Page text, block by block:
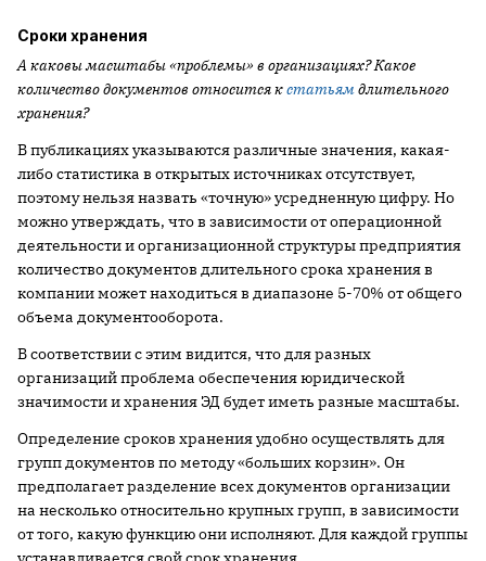
Сроки хранения
А каковы масштабы «проблемы» в организациях? Какое
количество документов относится кстатьямдлительного
хранения?
В публикациях указываются различные значения, какая-
либо статистика в открытых источниках отсутствует,
поэтому нельзя назвать «точную» усредненную цифру. Но
можно утверждать, что в зависимости от операционной
деятельности и организационной структуры предприятия
количество документов длительного срока хранения в
компании может находиться в диапазоне 5-70% от общего
объема документооборота.
В соответствии с этим видится, что для разных
организаций проблема обеспечения юридической
значимости и хранения ЭД будет иметь разные масштабы.
Определение сроков хранения удобно осуществлять для
групп документов по методу «больших корзин». Он
предполагает разделение всех документов организации
на несколько относительно крупных групп, в зависимости
от того, какую функцию они исполняют. Для каждой группы